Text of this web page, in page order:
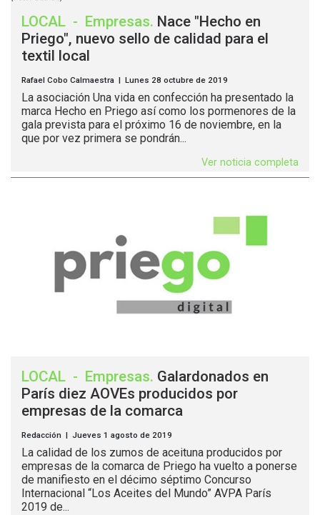
LOCAL - Empresas. Nace "Hecho en
Priego", nuevo sello de calidad para el
textil local
Rafael Cobo Calmaestra | Lunes 28 octubre de 2019
La asociación Una vida en confección ha presentado la
marca Hecho en Priego así como los pormenores de la
gala prevista para el próximo 16 de noviembre, en la
que por vez primera se pondrán...
Ver noticia completa
LOCAL - Empresas. Galardonados en
París diez AOVEs producidos por
empresas de la comarca
Redacción | Jueves 1 agosto de 2019
La calidad de los zumos de aceituna producidos por
empresas de la comarca de Priego ha vuelto a ponerse
de manifiesto en el décimo séptimo Concurso
Internacional “Los Aceites del Mundo” AVPA París
2019 de...